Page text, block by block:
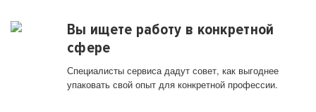
Вы ищете работу в конкретной
сфере
Специалисты сервиса дадут совет, как выгоднее
упаковать свой опыт для конкретной профессии.